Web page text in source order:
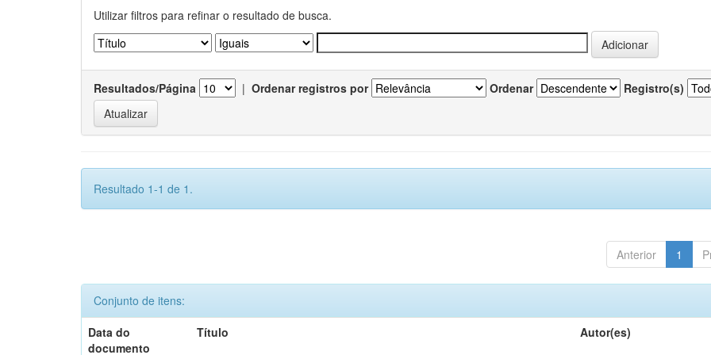
Utilizar filtros para refinar o resultado de busca.
Resultados/Página | Ordenar registros por Ordenar Registro(s)
Resultado 1-1 de 1.
Anterior 1
Conjunto de itens:
Data do
documento
Título Autor(es)